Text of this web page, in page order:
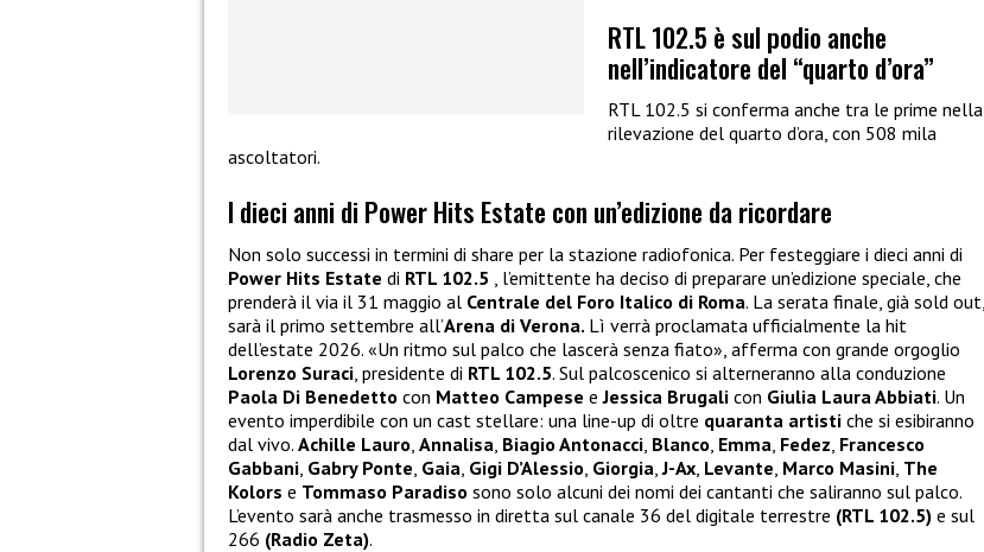
RTL 102.5 è sul podio anche
nell’indicatore del “quarto d’ora”
RTL 102.5 si conferma anche tra le prime nella
rilevazione del quarto d’ora, con 508 mila
ascoltatori.
I dieci anni di Power Hits Estate con un’edizione da ricordare
Non solo successi in termini di share per la stazione radiofonica. Per festeggiare i dieci anni di
Power Hits Estate di RTL 102.5 , l’emittente ha deciso di preparare un’edizione speciale, che
prenderà il via il 31 maggio al Centrale del Foro Italico di Roma. La serata finale, già sold out,
sarà il primo settembre all’Arena di Verona. Lì verrà proclamata ufficialmente la hit
dell’estate 2026. «Un ritmo sul palco che lascerà senza fiato», afferma con grande orgoglio
Lorenzo Suraci , presidente di RTL 102.5. Sul palcoscenico si alterneranno alla conduzione
Paola Di Benedetto con Matteo Campese eJessica Brugali con Giulia Laura Abbiati. Un
evento imperdibile con un cast stellare: una line-up di oltre quaranta artisti che si esibiranno
dal vivo. Achille Lauro Annalisa Biagio Antonacci Blanco Emma Fedez Francesco
Gabbani Gabry Ponte Gaia Gigi D’Alessio Giorgia ,J-Ax Levante Marco Masini The
Kolors e Tommaso Paradiso sono solo alcuni dei nomi dei cantanti che saliranno sul palco.
L’evento sarà anche trasmesso in diretta sul canale 36 del digitale terrestre (RTL 102.5) e sul
266 (Radio Zeta).